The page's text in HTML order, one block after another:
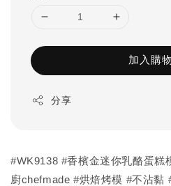
加入購
分享
#WK9138 #香檳金迷你乳酪蛋糕
廚chefmade #烘焙烤模 #不沾黏